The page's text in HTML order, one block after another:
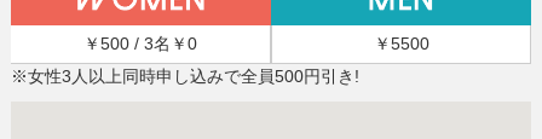
￥500 / 3名￥0
￥5500
※女性3人以上同時申し込みで全員500円引き!